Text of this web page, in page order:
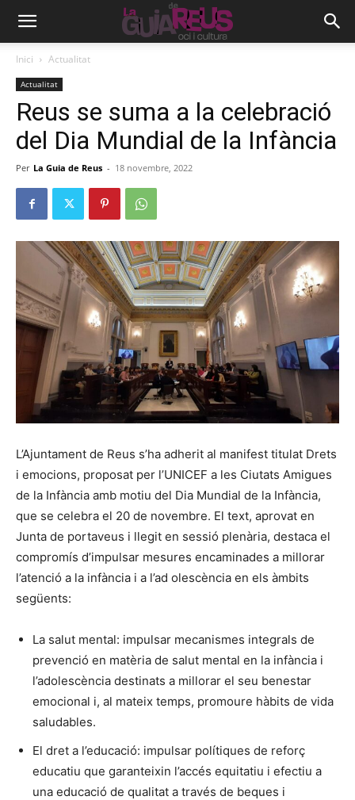
Inici Actualitat
Actualitat
Reus se suma a la celebració
del Dia Mundial de la Infància
Per La Guia de Reus - 18 novembre, 2022
L’Ajuntament de Reus s’ha adherit al manifest titulat Drets
i emocions, proposat per l’UNICEF a les Ciutats Amigues
de la Infància amb motiu del Dia Mundial de la Infància,
que se celebra el 20 de novembre. El text, aprovat en
Junta de portaveus i llegit en sessió plenària, destaca el
compromís d’impulsar mesures encaminades a millorar
l’atenció a la infància i a l’ad olescència en els àmbits
següents:
La salut mental: impulsar mecanismes integrals de
prevenció en matèria de salut mental en la infància i
l’adolescència destinats a millorar el seu benestar
emocional i, al mateix temps, promoure hàbits de vida
saludables.
El dret a l’educació: impulsar polítiques de reforç
educatiu que garanteixin l’accés equitatiu i efectiu a
una educació de qualitat a través de beques i